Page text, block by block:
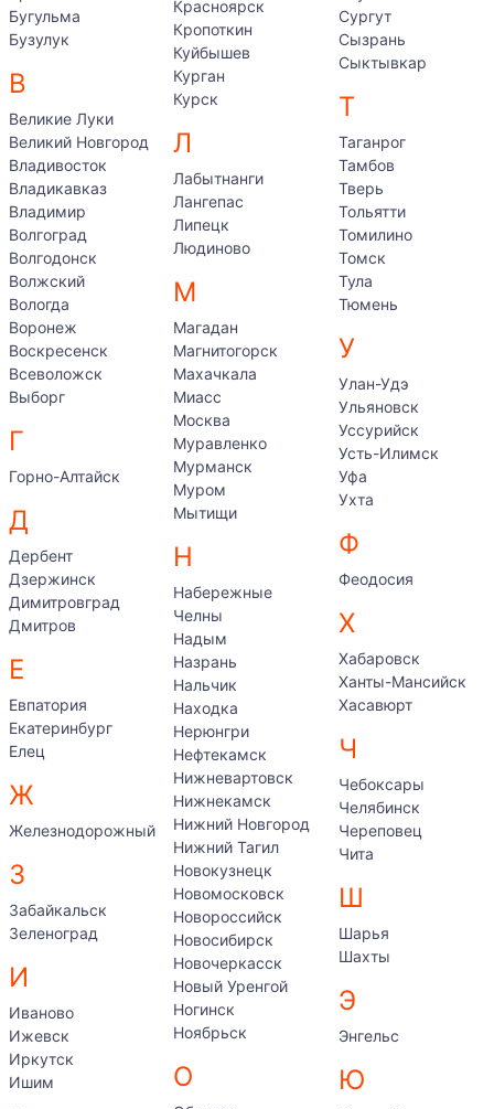
Бугульма
Бузулук
В
Великие Луки
Великий Новгород
Владивосток
Владикавказ
Владимир
Волгоград
Волгодонск
Волжский
Вологда
Воронеж
Воскресенск
Всеволожск
Выборг
Г
Горно-Алтайск
Д
Дербент
Дзержинск
Димитровград
Дмитров
Е
Евпатория
Екатеринбург
Елец
Ж
Железнодорожный
З
Забайкальск
Зеленоград
И
Иваново
Ижевск
Иркутск
Ишим
Красноярск
Кропоткин
Куйбышев
Курган
Курск
Л
Лабытнанги
Лангепас
Липецк
Людиново
М
Магадан
Магнитогорск
Махачкала
Миасс
Москва
Муравленко
Мурманск
Муром
Мытищи
Н
Набережные
Челны
Надым
Назрань
Нальчик
Находка
Нерюнгри
Нефтекамск
Нижневартовск
Нижнекамск
Нижний Новгород
Нижний Тагил
Новокузнецк
Новомосковск
Новороссийск
Новосибирск
Новочеркасск
Новый Уренгой
Ногинск
Ноябрьск
О
Сургут
Сызрань
Сыктывкар
Т
Таганрог
Тамбов
Тверь
Тольятти
Томилино
Томск
Тула
Тюмень
У
Улан-Удэ
Ульяновск
Уссурийск
Усть-Илимск
Уфа
Ухта
Ф
Феодосия
Х
Хабаровск
Ханты-Мансийск
Хасавюрт
Ч
Чебоксары
Челябинск
Череповец
Чита
Ш
Шарья
Шахты
Э
Энгельс
Ю